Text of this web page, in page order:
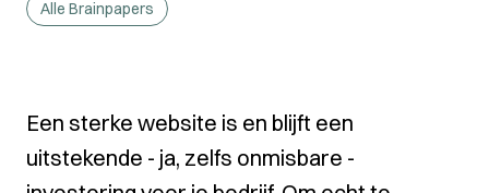
Alle Brainpapers
Een sterke website is en blijft een
uitstekende - ja, zelfs onmisbare -